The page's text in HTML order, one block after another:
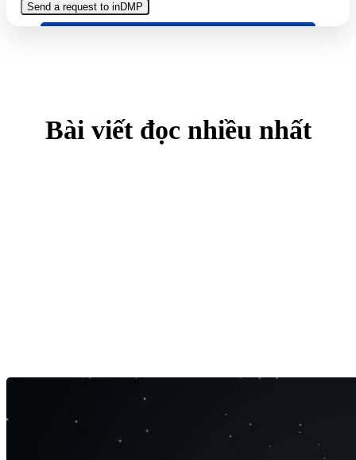
Bài viết đọc nhiều nhất